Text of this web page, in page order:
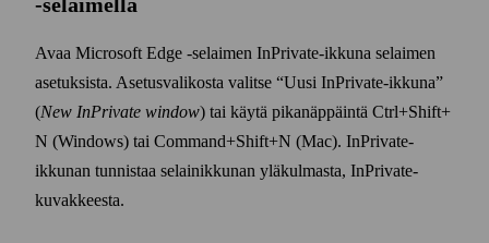
Avaa Micro­soft Edge ‑selaimen In­Private-ikkuna selaimen
asetuksista. Asetus­valikosta valitse
Uusi In­Private-ikkuna
(New In­Private window) tai käytä pika­näppäintä Ctrl+​Shift+​
N (Windows) tai Command+​Shift+​N (Mac). In­Private-
ikkunan tunnistaa selain­ikkunan ylä­kulmasta, In­Private-
kuvakkeesta.